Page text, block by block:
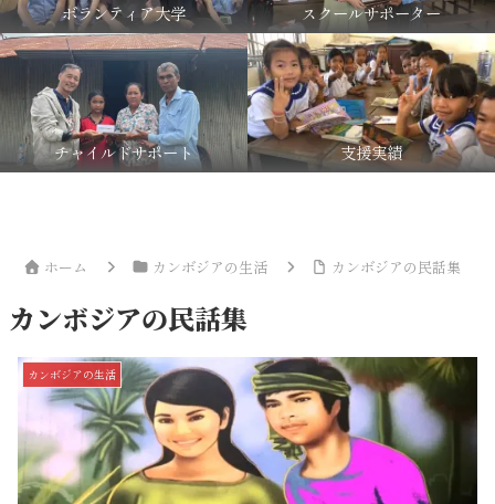
ボランティア大学 スクールサポーター
チャイルドサポート 支援実績
ホーム カンボジアの生活 カンボジアの民話集
カンボジアの民話集
カンボジアの生活